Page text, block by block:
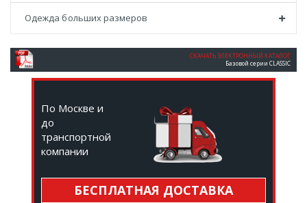
Одежда больших размеров
СКАЧАТЬ ЭЛЕКТРОННЫЙ КАТАЛОГ
Базовой серии CLASSIC
По Москве и
до
транспортной
компании
БЕСПЛАТНАЯ ДОСТАВКА